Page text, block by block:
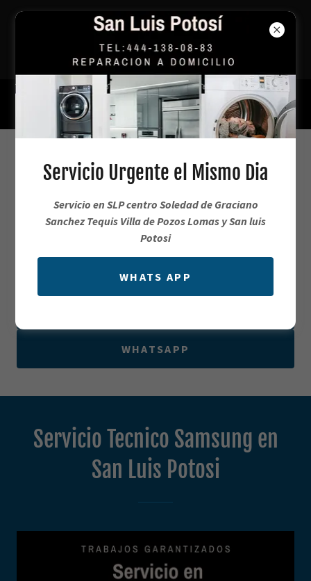
Reparación Urgente de Lavadoras y
Refrigeradores en SLP
444 138 0883
Servicio de Reparación Samsung a
Servicio de Mantenimiento Samsung en
WHATSAPP
Servicio Tecnico Samsung en
San Luis Potosi
Servicio Urgente el Mismo Dia
Servicio en SLP centro Soledad de Graciano
Sanchez Tequis Villa de Pozos Lomas y San luis
Potosi
WHATS APP